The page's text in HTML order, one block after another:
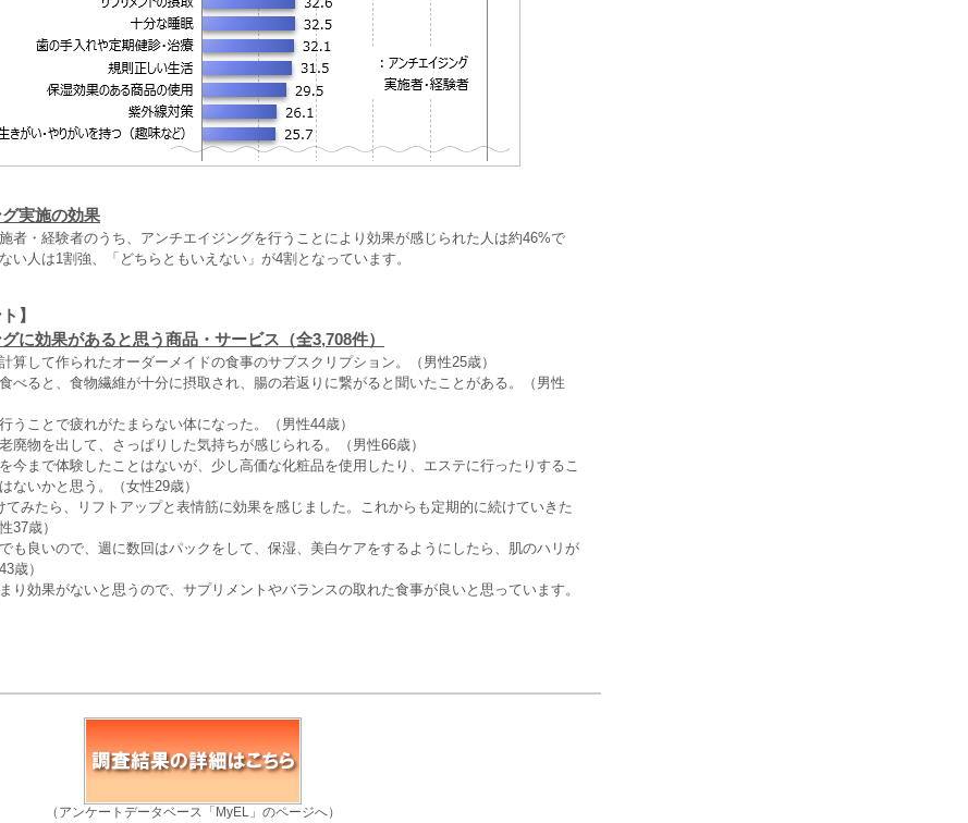
実施の効果
者・経験者のうち、アンチエイジングを行うことにより効果が感じられた人は約46%で
い人は1割強、「どちらともいえない」が4割となっています。
】
に効果があると思う商品・サービス（全3,708件）
算して作られたオーダーメイドの食事のサブスクリプション。（男性25歳）
べると、食物繊維が十分に摂取され、腸の若返りに繋がると聞いたことがある。（男性
うことで疲れがたまらない体になった。（男性44歳）
廃物を出して、さっぱりした気持ちが感じられる。（男性66歳）
今まで体験したことはないが、少し高価な化粧品を使用したり、エステに行ったりするこ
ないかと思う。（女性29歳）
てみたら、リフトアップと表情筋に効果を感じました。これからも定期的に続けていきた
37歳）
も良いので、週に数回はパックをして、保湿、美白ケアをするようにしたら、肌のハリが
歳）
り効果がないと思うので、サプリメントやバランスの取れた食事が良いと思っています。
（アンケートデータベース「MyEL」のページへ）